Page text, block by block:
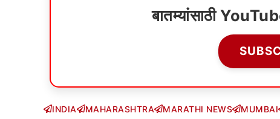
बातम्यांसाठी
INDIA MAHARASHTRA MARATHI NEWS MUMBAI